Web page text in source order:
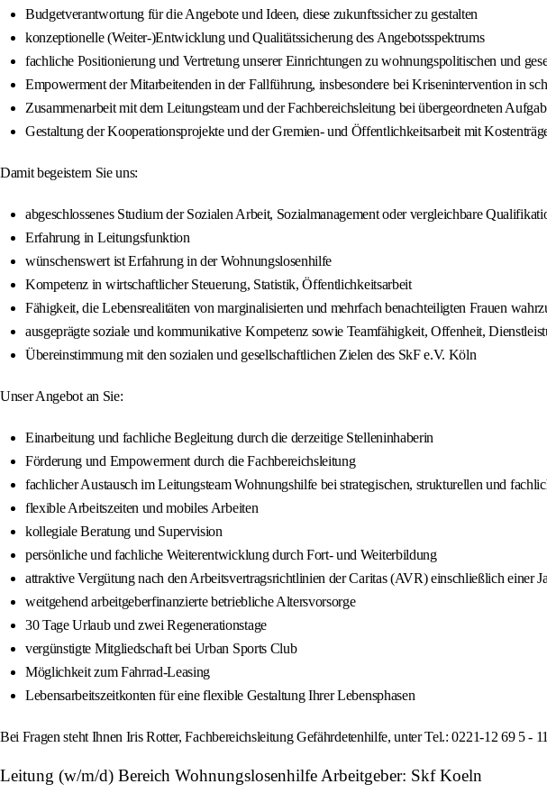
Budgetverantwortung für die Angebote und Ideen, diese zukunftssicher zu gestalten
konzeptionelle (Weiter-)Entwicklung und Qualitätssicherung des Angebotsspektrums
fachliche Positionierung und Vertretung unserer Einrichtungen zu wohnungspolitischen und
Empowerment der Mitarbeitenden in der Fallführung, insbesondere bei Krisenintervention in
Zusammenarbeit mit dem Leitungsteam und der Fachbereichsleitung bei übergeordneten
Gestaltung der Kooperationsprojekte und der Gremien- und Öffentlichkeitsarbeit mit
Damit begeistern Sie uns:
abgeschlossenes Studium der Sozialen Arbeit, Sozialmanagement oder vergleichbare
Erfahrung in Leitungsfunktion
wünschenswert ist Erfahrung in der Wohnungslosenhilfe
Kompetenz in wirtschaftlicher Steuerung, Statistik, Öffentlichkeitsarbeit
Fähigkeit, die Lebensrealitäten von marginalisierten und mehrfach benachteiligten Frauen
ausgeprägte soziale und kommunikative Kompetenz sowie Teamfähigkeit, Offenheit,
Übereinstimmung mit den sozialen und gesellschaftlichen Zielen des SkF e.V. Köln
Unser Angebot an Sie:
Einarbeitung und fachliche Begleitung durch die derzeitige Stelleninhaberin
Förderung und Empowerment durch die Fachbereichsleitung
fachlicher Austausch im Leitungsteam Wohnungshilfe bei strategischen, strukturellen und
flexible Arbeitszeiten und mobiles Arbeiten
kollegiale Beratung und Supervision
persönliche und fachliche Weiterentwicklung durch Fort- und Weiterbildung
attraktive Vergütung nach den Arbeitsvertragsrichtlinien der Caritas (AVR) einschließlich einer
weitgehend arbeitgeberfinanzierte betriebliche Altersvorsorge
30 Tage Urlaub und zwei Regenerationstage
vergünstigte Mitgliedschaft bei Urban Sports Club
Möglichkeit zum Fahrrad-Leasing
Lebensarbeitszeitkonten für eine flexible Gestaltung Ihrer Lebensphasen
Bei Fragen steht Ihnen Iris Rotter, Fachbereichsleitung Gefährdetenhilfe, unter Tel.: 0221-12 69 5 -
Leitung (w/m/d) Bereich Wohnungslosenhilfe Arbeitgeber: Skf Koeln